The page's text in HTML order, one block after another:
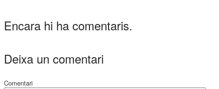
Encara hi ha comentaris.
Deixa un comentari
Comentari